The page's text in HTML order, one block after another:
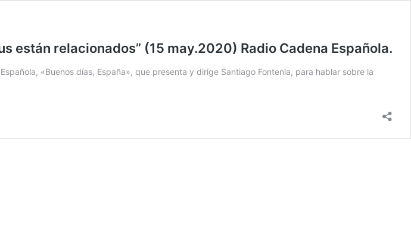
están relacionados” (15 may.2020) Radio Cadena Española.
«Buenos días, España», que presenta y dirige Santiago Fontenla, para hablar sobre la